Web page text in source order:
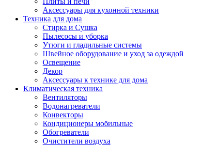
Аксессуары для кухонной техники
Техника для дома
Стирка и Сушка
Пылесосы и уборка
Утюги и гладильные системы
Швейное оборудование и уход за одеждой
Освещение
Декор
Аксессуары к технике для дома
Климатическая техника
Вентиляторы
Водонагреватели
Конвекторы
Кондиционеры мобильные
Обогреватели
Очистители воздуха